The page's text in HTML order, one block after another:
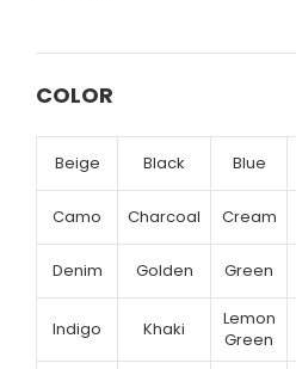
COLOR
Beige Black Blue
Camo Charcoal Cream
Denim Golden Green
Indigo Khaki
Lemon
Green